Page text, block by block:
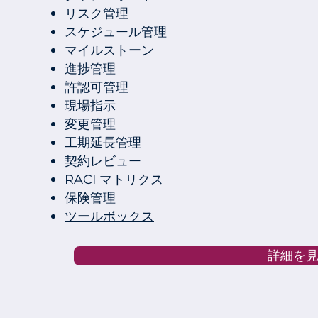
リスク管理
スケジュール管理
マイルストーン
進捗管理
許認可管理
現場指示
変更管理
工期延長管理
契約レビュー
RACI マトリクス
保険管理
ツールボックス
詳細を